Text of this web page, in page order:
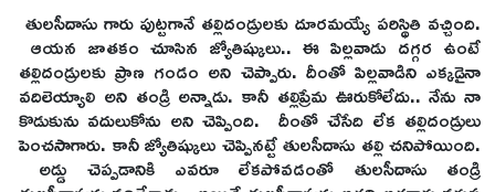
తులసీదాసు గారు పుట్టగానే తల్లిదండ్రులకు దూరమయ్యే పరిస్థితి వచ్చింది.
ఆయన జాతకం చూసిన జ్యోతిష్కులు.. ఈ పిల్లవాడు దగ్గర ఉంటే
తల్లిదండ్రులకు ప్రాణ గండం అని చెప్పారు. దీంతో పిల్లవాడిని ఎక్కడైనా
వదిలెయ్యాలి అని తండ్రి అన్నాడు. కానీ తల్లిప్రేమ ఊరుకోలేదు.. నేను నా
కొడుకును వదులుకోను అని చెప్పింది. దీంతో చేసేది లేక తల్లిదండ్రులు
పెంచసాగారు. కానీ జ్యోతిష్కులు చెప్పినట్టే తులసీదాసు తల్లి చనిపోయింది.
అడ్డు చెప్పడానికి ఎవరూ లేకపోవడంతో తులసీదాసు తండ్రి